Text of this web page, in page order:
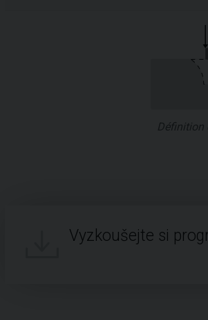
Définition
Vyzkoušejte si